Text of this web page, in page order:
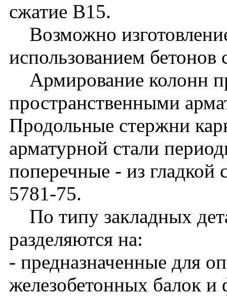
сжатие В15.
Возможно
использованием
Армирование колонн
пространственными
Продольные стержни
арматурной стали
поперечные - из
5781-75.
По типу закладных
разделяются на:
- предназначенные для
железобетонных балок